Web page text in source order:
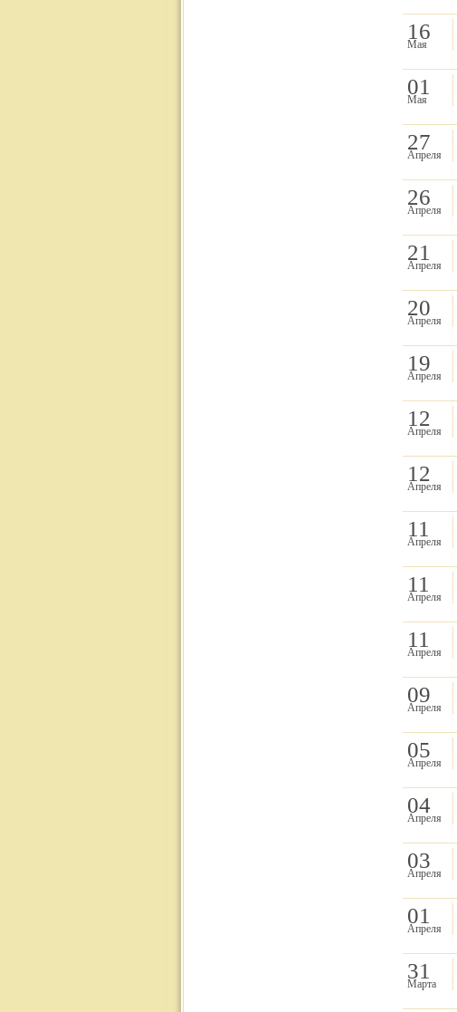
16
Мая
01
Мая
27
Апреля
26
Апреля
21
Апреля
20
Апреля
19
Апреля
12
Апреля
12
Апреля
11
Апреля
11
Апреля
11
Апреля
09
Апреля
05
Апреля
04
Апреля
03
Апреля
01
Апреля
31
Марта